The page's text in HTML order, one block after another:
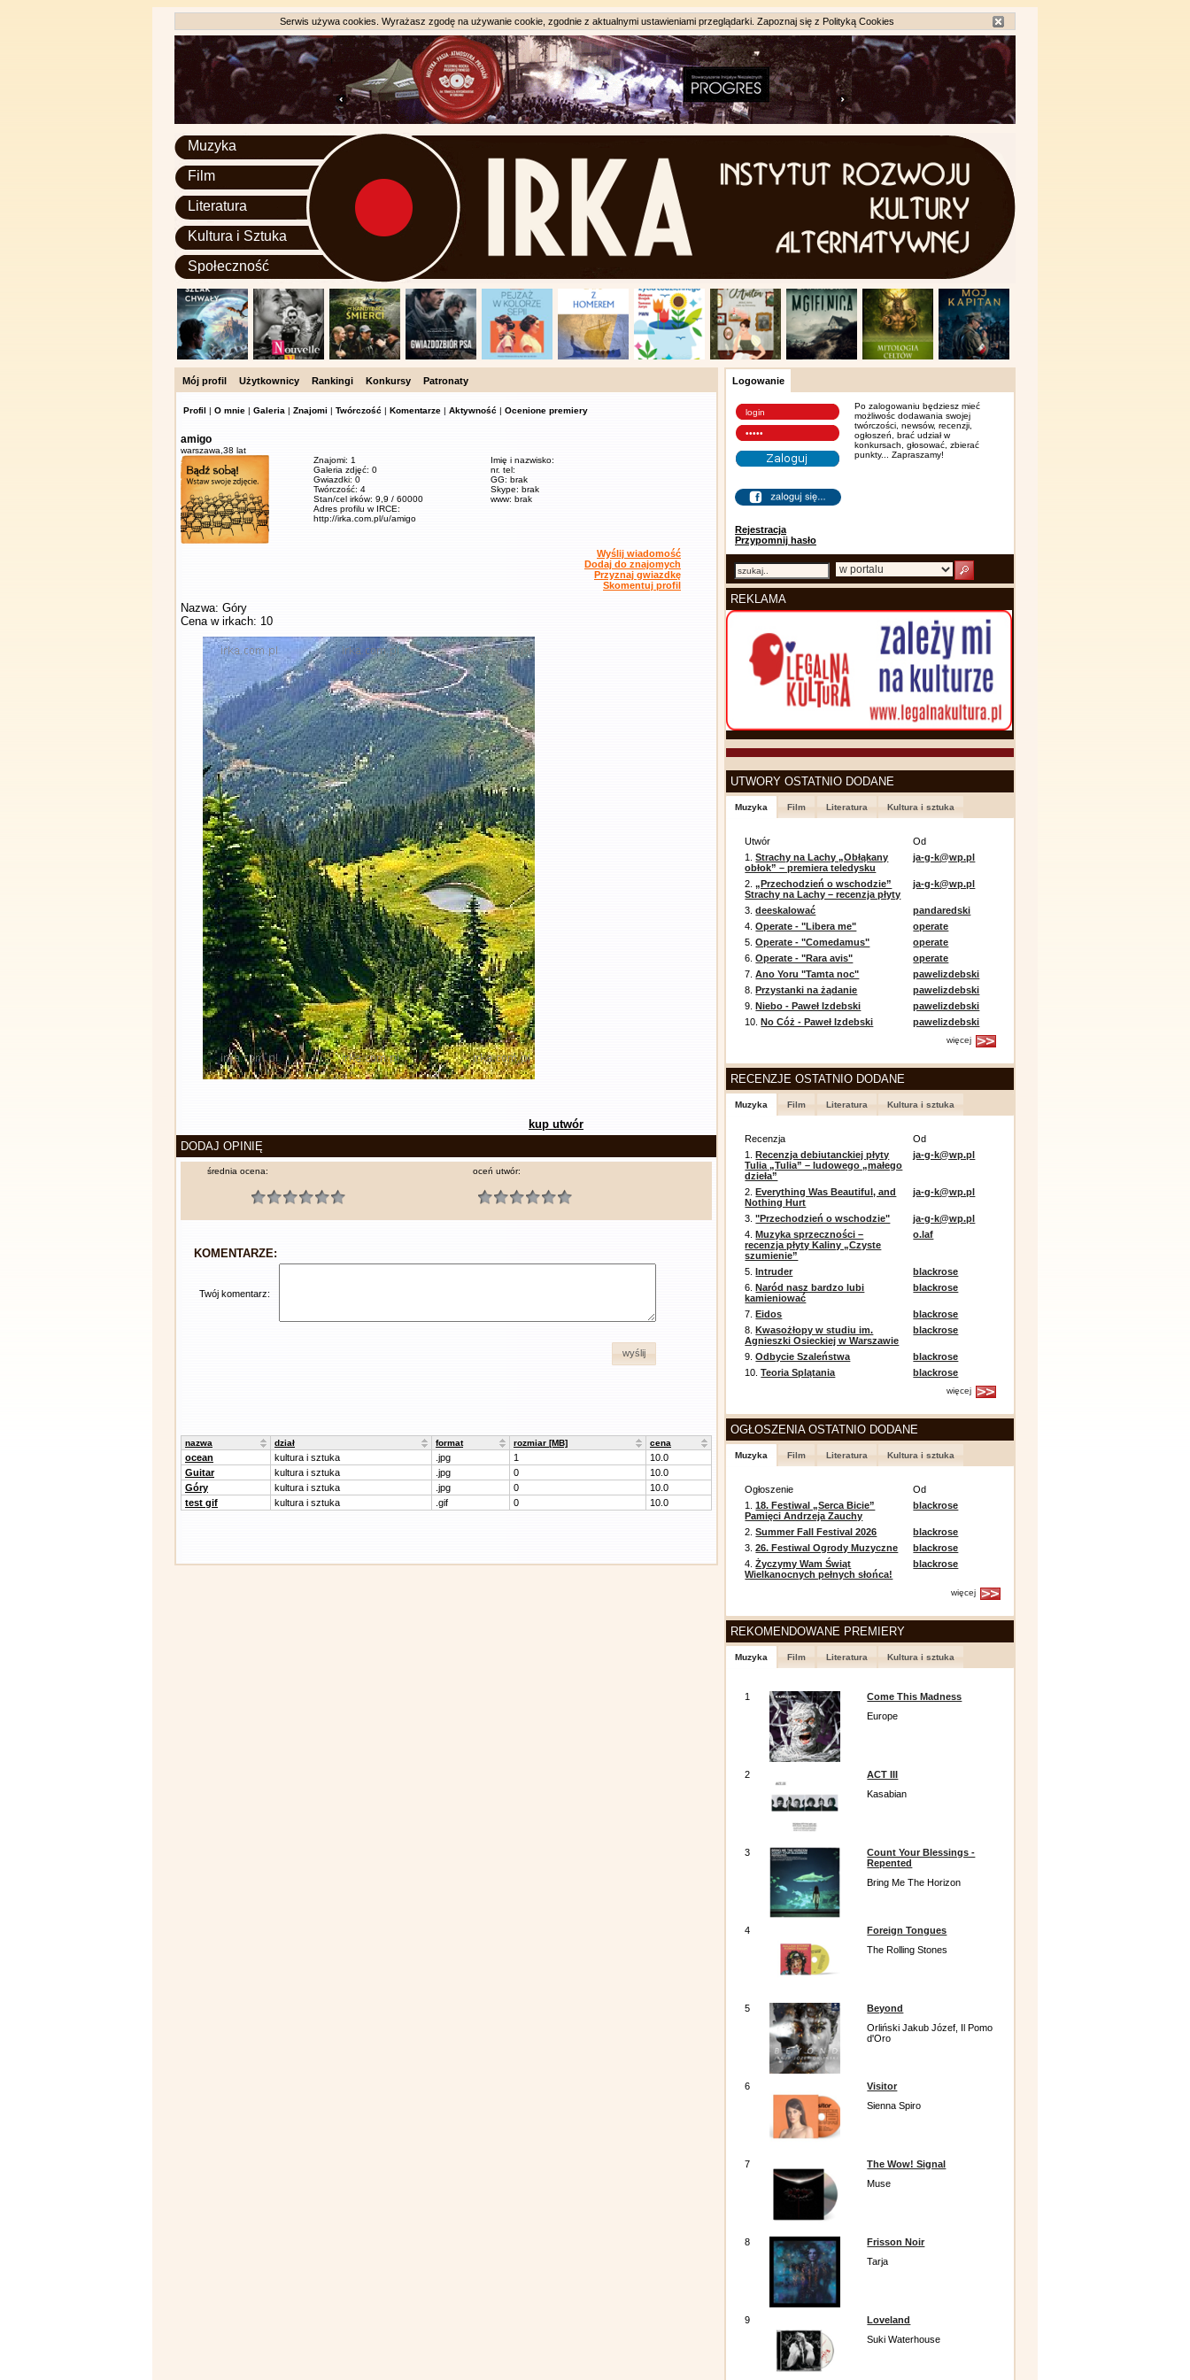
Serwis używa cookies. Wyrażasz zgodę na używanie cookie, zgodnie z aktualnymi ustawieniami przeglądarki. Zapoznaj się z Polityką Cookies
Muzyka
Film
Literatura
Kultura i Sztuka
Społeczność
Mój profil Użytkownicy Rankingi Konkursy Patronaty
Profil | O mnie | Galeria | Znajomi | Twórczość | Komentarze | Aktywność | Ocenione premiery
amigo
warszawa, 38 lat
Znajomi: 1
Galeria zdjęć: 0
Gwiazdki: 0
Twórczość: 4
Stan/cel irków: 9,9 / 60000
Adres profilu w IRCE:
http://irka.com.pl/u/amigo
Imię i nazwisko:
nr. tel:
GG: brak
Skype: brak
www: brak
Wyślij wiadomość
Dodaj do znajomych
Przyznaj gwiazdkę
Skomentuj profil
Nazwa: Góry
Cena w irkach: 10
kup utwór
DODAJ OPINIĘ
średnia ocena: oceń utwór:
KOMENTARZE:
Twój komentarz:
wyślij
nazwa dział format rozmiar [MB] cena
ocean kultura i sztuka .jpg 1
10.0
Guitar
kultura i sztuka .jpg 0
10.0
Góry
kultura i sztuka .jpg 0
10.0
test gif
kultura i sztuka .gif 0 10.0
Logowanie
Rejestracja
Przypomnij hasło
Po zalogowaniu będziesz mieć
możliwośc dodawania swojej
twórczości, newsów, recenzji,
ogłoszeń, brać udział w
konkursach, głosować, zbierać
punkty... Zapraszamy!
REKLAMA
UTWORY OSTATNIO DODANE
Muzyka Film Literatura Kultura i sztuka
Utwór
Od
1.Strachy na Lachy „Obłąkany
obłok” – premiera teledysku
ja-g-k@wp.pl
2.„Przechodzień o wschodzie”
Strachy na Lachy – recenzja płyty
ja-g-k@wp.pl
3.deeskalować
pandaredski
4.Operate - "Libera me"
operate
5.Operate - "Comedamus"
operate
6.Operate - "Rara avis"
operate
7.Ano Yoru "Tamta noc"
pawelizdebski
8.Przystanki na żądanie
pawelizdebski
9.Niebo - Paweł Izdebski
pawelizdebski
10.No Cóż - Paweł Izdebski pawelizdebski
więcej
RECENZJE OSTATNIO DODANE
Muzyka Film Literatura Kultura i sztuka
Recenzja
Od
1.Recenzja debiutanckiej płyty
Tulia „Tulia” – ludowego „małego
dzieła”
ja-g-k@wp.pl
2.Everything Was Beautiful, and
Nothing Hurt
ja-g-k@wp.pl
3."Przechodzień o wschodzie"
ja-g-k@wp.pl
4.Muzyka sprzeczności –
recenzja płyty Kaliny „Czyste
szumienie”
o.laf
5.Intruder
blackrose
6.Naród nasz bardzo lubi
kamieniować
blackrose
7.Eidos
blackrose
8.Kwasożłopy w studiu im.
Agnieszki Osieckiej w Warszawie
blackrose
9.Odbycie Szaleństwa
blackrose
10.Teoria Splątania blackrose
więcej
OGŁOSZENIA OSTATNIO DODANE
Muzyka Film Literatura Kultura i sztuka
Ogłoszenie
Od
1.18. Festiwal „Serca Bicie”
Pamięci Andrzeja Zauchy
blackrose
2.Summer Fall Festival 2026
blackrose
3.26. Festiwal Ogrody Muzyczne
blackrose
4.Życzymy Wam Świąt
Wielkanocnych pełnych słońca!
blackrose
więcej
REKOMENDOWANE PREMIERY
Muzyka Film Literatura Kultura i sztuka
1
Come This Madness
Europe
2
ACT III
Kasabian
3
Count Your Blessings -
Repented
Bring Me The Horizon
4
Foreign Tongues
The Rolling Stones
5
Beyond
Orliński Jakub Józef, Il Pomo
d'Oro
6
Visitor
Sienna Spiro
7
The Wow! Signal
Muse
8
Frisson Noir
Tarja
9
Loveland
Suki Waterhouse